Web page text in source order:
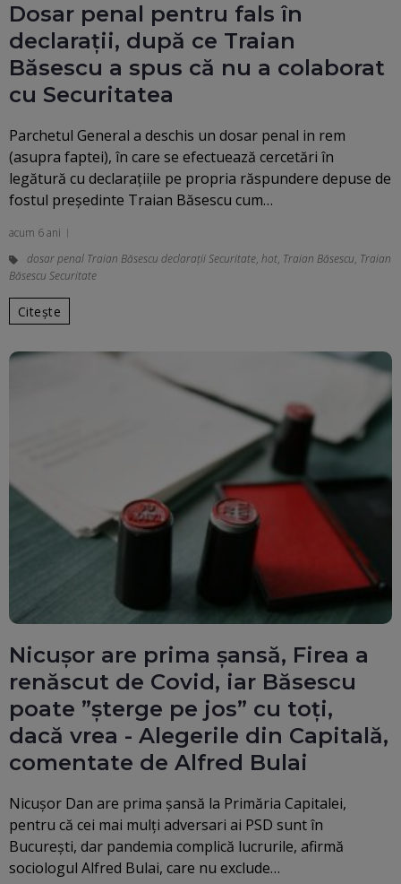
Dosar penal pentru fals în
declarații, după ce Traian
Băsescu a spus că nu a colaborat
cu Securitatea
Parchetul General a deschis un dosar penal in rem
(asupra faptei), în care se efectuează cercetări în
legătură cu declaraţiile pe propria răspundere depuse de
fostul preşedinte Traian Băsescu cum…
acum 6 ani
dosar penal Traian Băsescu declarații Securitate, hot, Traian Băsescu, Traian
Băsescu Securitate
Citește
Nicușor are prima șansă, Firea a
renăscut de Covid, iar Băsescu
poate ”șterge pe jos” cu toți,
dacă vrea - Alegerile din Capitală,
comentate de Alfred Bulai
Nicușor Dan are prima șansă la Primăria Capitalei,
pentru că cei mai mulți adversari ai PSD sunt în
București, dar pandemia complică lucrurile, afirmă
sociologul Alfred Bulai, care nu exclude…